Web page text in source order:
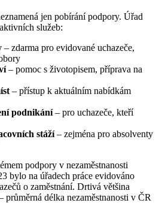
jen pobírání podpory. Úřad
služeb:
– zdarma pro evidované uchazeče,
– pomoc s životopisem, příprava na
– přístup k aktuálním nabídkám
podnikání– pro uchazeče, kteří
stáží– zejména pro absolventy
podpory v nezaměstnanosti
bylo na úřadech práce evidováno
o zaměstnání. Drtivá většina
průměrná délka nezaměstnanosti v ČR